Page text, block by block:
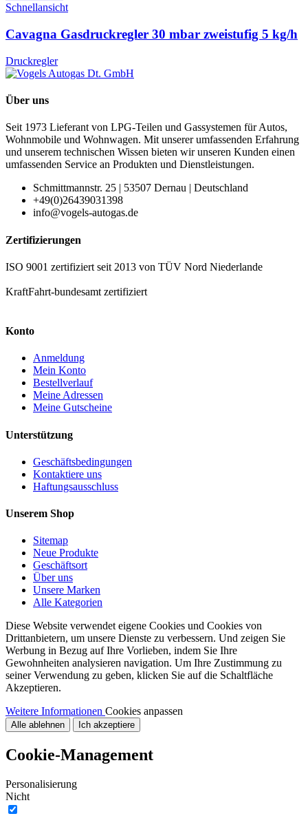
Schnellansicht
Cavagna Gasdruckregler 30 mbar zweistufig 5 kg/h
Druckregler
Über uns
Seit 1973 Lieferant von LPG-Teilen und Gassystemen für Autos,
Wohnmobile und Wohnwagen. Mit unserer umfassenden Erfahrung
und unserem technischen Wissen bieten wir unseren Kunden einen
umfassenden Service an Produkten und Dienstleistungen.
Schmittmannstr. 25 | 53507 Dernau | Deutschland
+49(0)26439031398
info@vogels-autogas.de
Zertifizierungen
ISO 9001 zertifiziert seit 2013 von TÜV Nord Niederlande
KraftFahrt-bundesamt zertifiziert
Konto
Anmeldung
Mein Konto
Bestellverlauf
Meine Adressen
Meine Gutscheine
Unterstützung
Geschäftsbedingungen
Kontaktiere uns
Haftungsausschluss
Unserem Shop
Sitemap
Neue Produkte
Geschäftsort
Über uns
Unsere Marken
Alle Kategorien
Diese Website verwendet eigene Cookies und Cookies von
Drittanbietern, um unsere Dienste zu verbessern. Und zeigen Sie
Werbung in Bezug auf Ihre Vorlieben, indem Sie Ihre
Gewohnheiten analysieren navigation. Um Ihre Zustimmung zu
seiner Verwendung zu geben, klicken Sie auf die Schaltfläche
Akzeptieren.
Weitere Informationen Cookies anpassen
Alle ablehnen Ich akzeptiere
Cookie-Management
Personalisierung
Nicht